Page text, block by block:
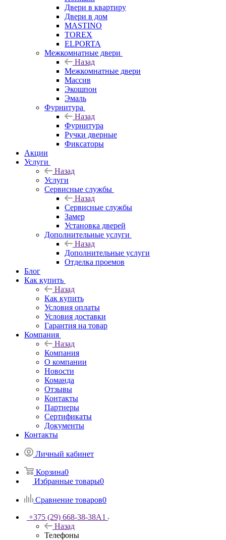
Двери в квартиру
Двери в дом
MASTINO
TOREX
ELPORTA
Межкомнатные двери
Назад
Межкомнатные двери
Массив
Экошпон
Эмаль
Фурнитура
Назад
Фурнитура
Ручки дверные
Фиксаторы
Акции
Услуги
Назад
Услуги
Сервисные службы
Назад
Сервисные службы
Замер
Установка дверей
Дополнительные услуги
Назад
Дополнительные услуги
Отделка проемов
Блог
Как купить
Назад
Как купить
Условия оплаты
Условия доставки
Гарантия на товар
Компания
Назад
Компания
О компании
Новости
Команда
Отзывы
Контакты
Партнеры
Сертификаты
Документы
Контакты
Личный кабинет
Корзина0
Избранные товары0
Сравнение товаров0
+375 (29) 668-38-38A1
Назад
Телефоны